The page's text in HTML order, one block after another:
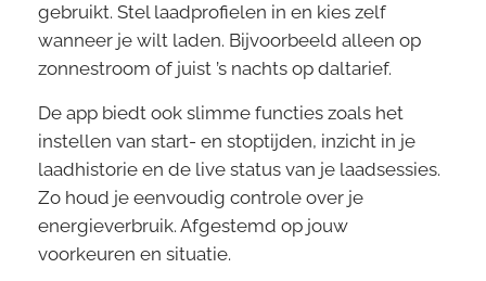
gebruikt. Stel laadprofielen in en kies zelf
wanneer je wilt laden. Bijvoorbeeld alleen op
zonnestroom of juist ’s nachts op daltarief.
De app biedt ook slimme functies zoals het
instellen van start- en stoptijden, inzicht in je
laadhistorie en de live status van je laadsessies.
Zo houd je eenvoudig controle over je
energieverbruik. Afgestemd op jouw
voorkeuren en situatie.